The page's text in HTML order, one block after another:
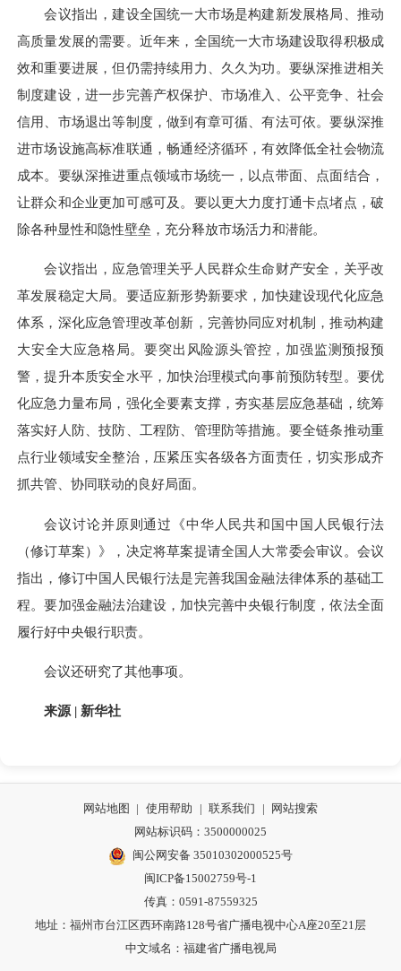
会议指出，建设全国统一大市场是构建新发展格局、推动
高质量发展的需要。近年来，全国统一大市场建设取得积极成
效和重要进展，但仍需持续用力、久久为功。要纵深推进相关
制度建设，进一步完善产权保护、市场准入、公平竞争、社会
信用、市场退出等制度，做到有章可循、有法可依。要纵深推
进市场设施高标准联通，畅通经济循环，有效降低全社会物流
成本。要纵深推进重点领域市场统一，以点带面、点面结合，
让群众和企业更加可感可及。要以更大力度打通卡点堵点，破
除各种显性和隐性壁垒，充分释放市场活力和潜能。
会议指出，应急管理关乎人民群众生命财产安全，关乎改
革发展稳定大局。要适应新形势新要求，加快建设现代化应急
体系，深化应急管理改革创新，完善协同应对机制，推动构建
大安全大应急格局。要突出风险源头管控，加强监测预报预
警，提升本质安全水平，加快治理模式向事前预防转型。要优
化应急力量布局，强化全要素支撑，夯实基层应急基础，统筹
落实好人防、技防、工程防、管理防等措施。要全链条推动重
点行业领域安全整治，压紧压实各级各方面责任，切实形成齐
抓共管、协同联动的良好局面。
会议讨论并原则通过《中华人民共和国中国人民银行法
（修订草案）》，决定将草案提请全国人大常委会审议。会议
指出，修订中国人民银行法是完善我国金融法律体系的基础工
程。要加强金融法治建设，加快完善中央银行制度，依法全面
履行好中央银行职责。
会议还研究了其他事项。
来源 | 新华社
网站地图 | 使用帮助 | 联系我们 |
网站搜索
网站标识码：3500000025
闽公网安备 35010302000525号
闽ICP备15002759号-1
传真：0591-87559325
地址：福州市台江区西环南路128号省广播电视中心A座20至21层
中文域名：福建省广播电视局